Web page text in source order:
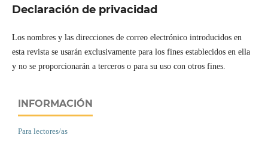
Declaración de privacidad
Los nombres y las direcciones de correo electrónico introducidos en
esta revista se usarán exclusivamente para los fines establecidos en ella
y no se proporcionarán a terceros o para su uso con otros fines.
INFORMACIÓN
Para lectores/as